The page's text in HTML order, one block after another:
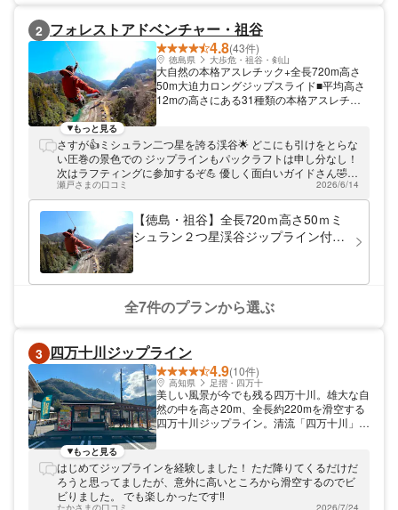
2 フォレストアドベンチャー・祖谷
4.8(43件)
徳島県 大歩危・祖谷・剣山
大自然の本格アスレチック+全長720m高さ
50m大迫力ロングジップスライド■平均高さ
12mの高さにある31種類の本格アスレチッ
ングジップスライドと31種類のアスレチッ
クが含まれているアドベンチャーコースと、
ロングジップスライドのみのコースがありま
す。時間のある方にお勧めなのが「アドベン
チャーコース2時間」、あまり時間がない方
は「ジップスライドコース30分」、1日遊び
たい方は「ラフティングとのコンボコース」
がおススメ！ラフティングのコンボコースで
おります。大人は子供へ！子供は大人へ！お
子様から大人まで幅広く大満足できる体験で
す。 雨天時でも開催しており、カッパの販
のトイレ！近くには美味しいご飯処や温泉、
観光地もあります。
もっと見る
さすが👍ミシュラン二つ星を誇る渓谷🌟 どこにも引けをとらな
い圧巻の景色での ジップラインもパックラフトは申し分なし！
次はラフティングに参加するぞ💪 優しく面白いガイドさん🤣ス
タッフさん🥸 ありがとうございました。
瀬戸さまの口コミ 2026/6/14
【徳島・祖谷】全長720ｍ高さ50ｍミ
シュラン２つ星渓谷ジップライン付
ミリー・カップル・グループOK！当
日予約OK！
全7件のプランから選ぶ
3 四万十川ジップライン
4.9(10件)
高知県 足摺・四万十
美しい風景が今でも残る四万十川。雄大な自
然の中を高さ20m、全長約220mを滑空する
四万十川ジップライン。清流「四万十川」を
ため、食事やお土産も揃う。
もっと見る
はじめてジップラインを経験しました！ ただ降りてくるだけだ
ろうと思ってましたが、意外に高いところから滑空するのでビ
ビりました。 でも楽しかったです‼︎
たかさまの口コミ 2026/7/24